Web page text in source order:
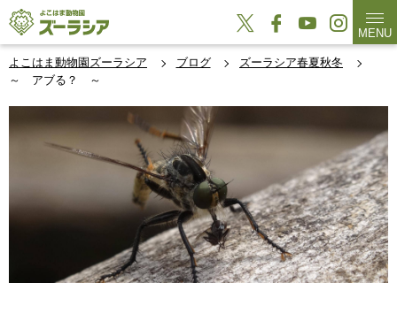
MENU
よこはま動物園ズーラシア ブログ
ズーラシア春夏秋冬
～ アブる？ ～